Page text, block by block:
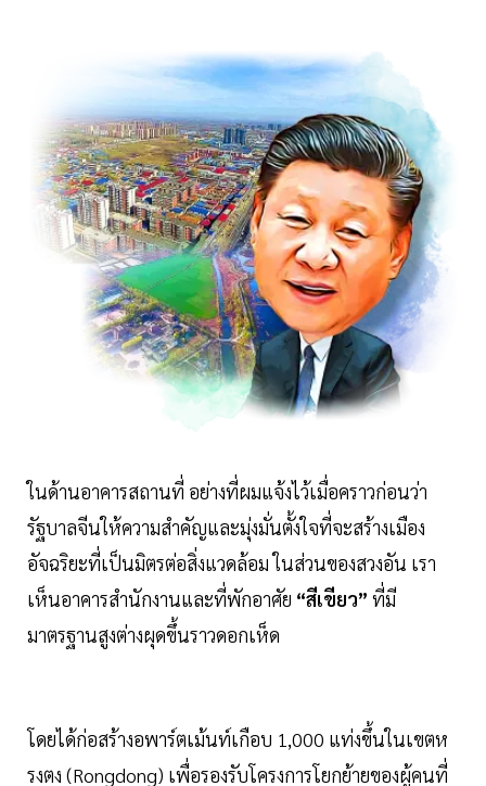
ในด้านอาคารสถานที่ อย่างที่ผมแจ้งไว้เมื่อคราวก่อนว่า
รัฐบาลจีนให้ความสำคัญและมุ่งมั่นตั้งใจที่จะสร้างเมือง
อัจฉริยะที่เป็นมิตรต่อสิ่งแวดล้อม ในส่วนของสวงอัน เรา
เห็นอาคารสำนักงานและที่พักอาศัย “สีเขียว” ที่มี
มาตรฐานสูงต่างผุดขึ้นราวดอกเห็ด
โดยได้ก่อสร้างอพาร์ตเม้นท์เกือบ 1,000 แท่งขึ้นในเขตห
รงตง (Rongdong) เพื่อรองรับโครงการโยกย้ายของผู้คนที่